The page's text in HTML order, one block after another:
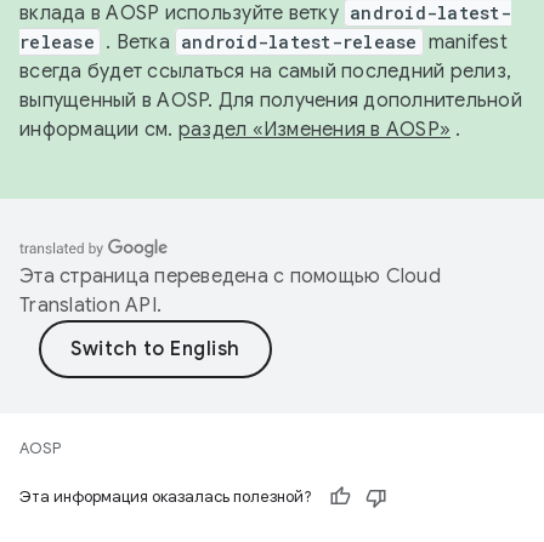
вклада в AOSP используйте ветку android-latest-
release . Ветка android-latest-release manifest
всегда будет ссылаться на самый последний релиз,
выпущенный в AOSP. Для получения дополнительной
информации см. раздел «Изменения в AOSP» .
Эта страница переведена с помощью Cloud
Translation API.
AOSP
Эта информация оказалась полезной?